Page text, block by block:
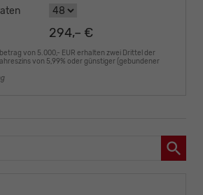
294,– €
von 5.000,- EUR erhalten zwei Drittel der
von 5,99% oder günstiger (gebundener